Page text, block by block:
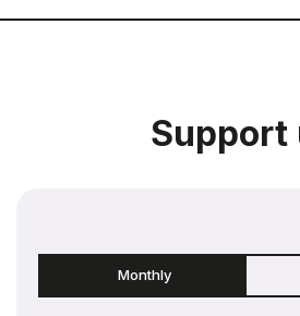
Support
Monthly